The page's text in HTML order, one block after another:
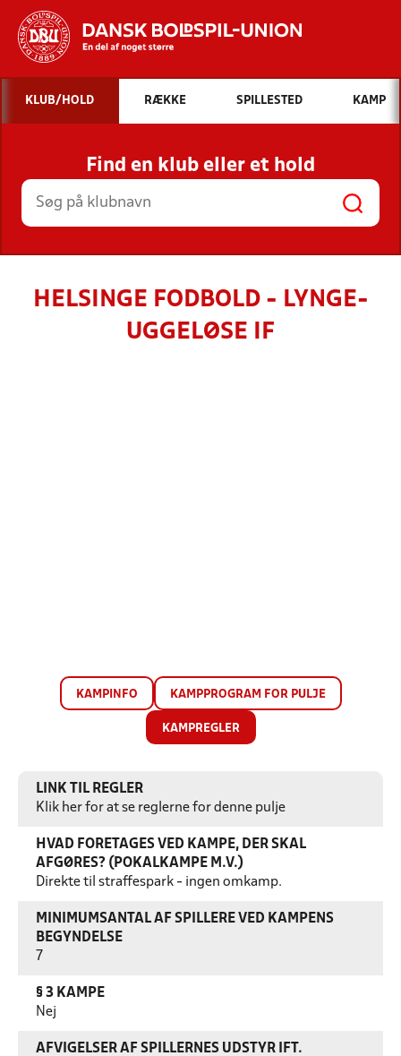
Hvad vil du søge efter?
INDHOLD OG NYHEDER
STILLINGER, RESULTATER, KLUBBER OG
HOLD
KLUB/HOLD RÆKKE SPILLESTED KAMP
Find en klub eller et hold
HELSINGE FODBOLD - LYNGE-
UGGELØSE IF
KAMPINFO KAMPPROGRAM FOR PULJE
KAMPREGLER
LINK TIL REGLER
Klik her for at se reglerne for denne pulje
HVAD FORETAGES VED KAMPE, DER SKAL
AFGØRES? (POKALKAMPE M.V.)
Direkte til straffespark - ingen omkamp.
MINIMUMSANTAL AF SPILLERE VED KAMPENS
BEGYNDELSE
7
§ 3 KAMPE
Nej
AFVIGELSER AF SPILLERNES UDSTYR IFT.